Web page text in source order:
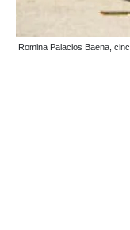
Romina Palacios Baena,